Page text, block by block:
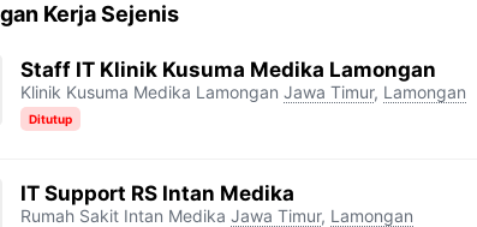
Kerja Sejenis
Staff IT Klinik Kusuma Medika Lamongan
Klinik Kusuma Medika Lamongan Jawa Timur, Lamongan
Ditutup
IT Support RS Intan Medika
Rumah Sakit Intan Medika Jawa Timur, Lamongan